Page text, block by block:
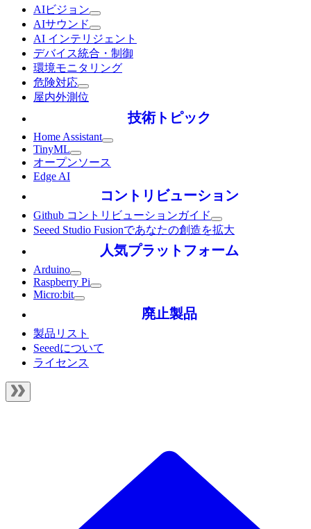
AIビジョン
AIサウンド
AI インテリジェント
デバイス統合・制御
環境モニタリング
危険対応
屋内外測位
技術トピック
Home Assistant
TinyML
オープンソース
Edge AI
コントリビューション
Github コントリビューションガイド
Seeed Studio Fusionであなたの創造を拡大
人気プラットフォーム
Arduino
Raspberry Pi
Micro:bit
廃止製品
製品リスト
Seeedについて
ライセンス